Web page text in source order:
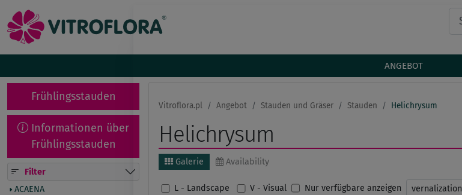
ANGEBOT
Frühlingsstauden
Informationen über
Frühlingsstauden
Filter
ACAENA
Vitroflora.pl Angebot Stauden und Gräser Stauden Helichrysum
Helichrysum
Galerie Availability
L - Landscape V - Visual Nur verfügbare anzeigen vernalization